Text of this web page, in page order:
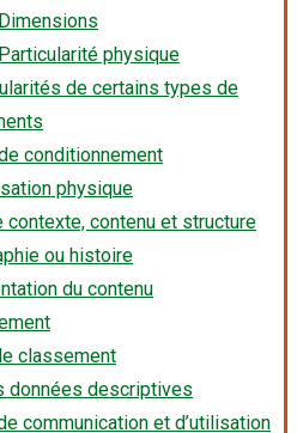
Dimensions
Particularité physique
de certains types de
conditionnement
physique
contexte, contenu et structure
ou histoire
du contenu
classement
données descriptives
communication et d’utilisation